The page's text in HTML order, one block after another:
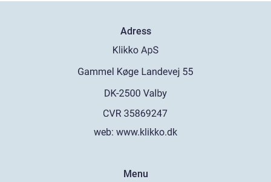
Adress
web: www.klikko.dk
Menu